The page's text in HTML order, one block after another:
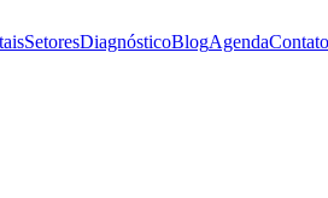
SetoresDiagnósticoBlogAgendaContato